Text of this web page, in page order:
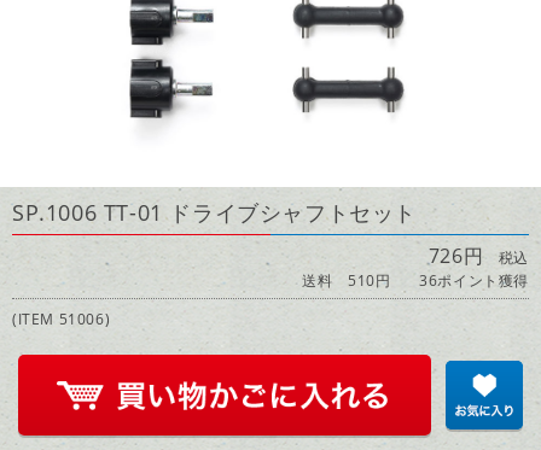
SP.1006 TT-01 ドライブシャフトセット
726円 税込
送料 510円
36ポイント獲得
(ITEM 51006)